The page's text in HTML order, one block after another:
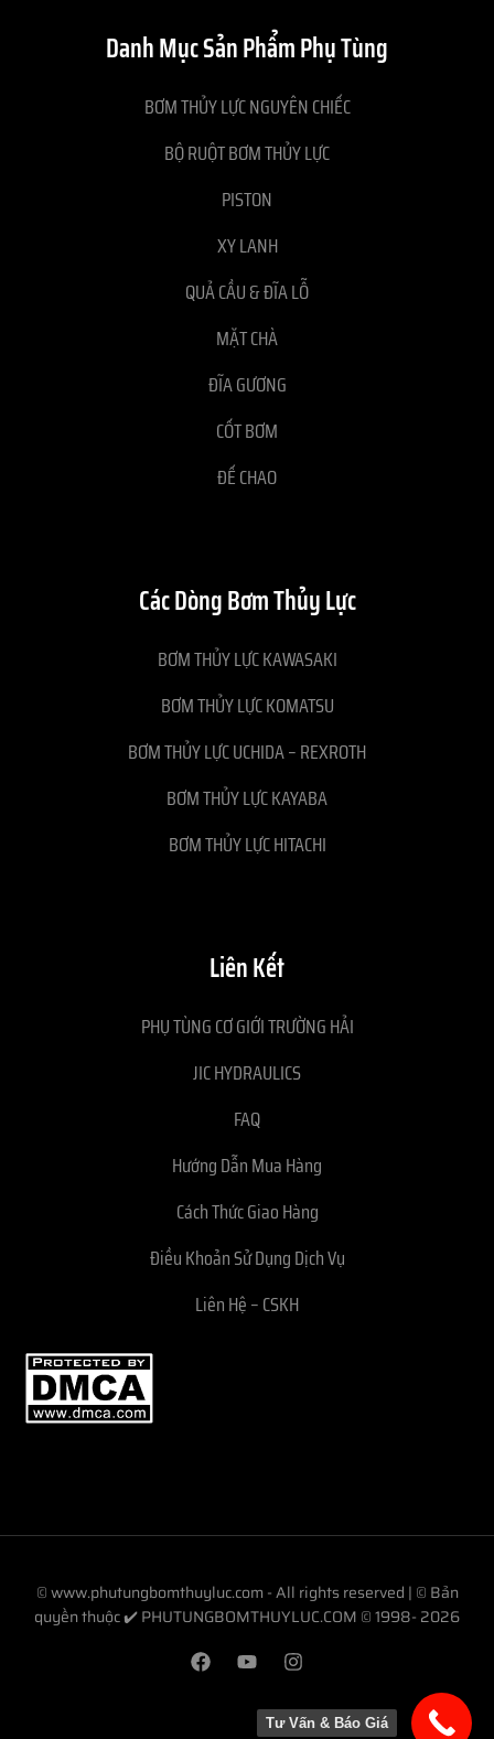
Danh Mục Sản Phẩm Phụ Tùng
BƠM THỦY LỰC NGUYÊN CHIẾC
BỘ RUỘT BƠM THỦY LỰC
PISTON
XY LANH
QUẢ CẦU & ĐĨA LỖ
MẶT CHÀ
ĐĨA GƯƠNG
CỐT BƠM
ĐẾ CHAO
Các Dòng Bơm Thủy Lực
BƠM THỦY LỰC KAWASAKI
BƠM THỦY LỰC KOMATSU
BƠM THỦY LỰC UCHIDA – REXROTH
BƠM THỦY LỰC KAYABA
BƠM THỦY LỰC HITACHI
Liên Kết
PHỤ TÙNG CƠ GIỚI TRƯỜNG HẢI
JIC HYDRAULICS
FAQ
Hướng Dẫn Mua Hàng
Cách Thức Giao Hàng
Điều Khoản Sử Dụng Dịch Vụ
Liên Hệ – CSKH
© www.phutungbomthuyluc.com - All rights reserved | © Bản
quyền thuộc ✔️ PHUTUNGBOMTHUYLUC.COM © 1998- 2026
Tư Vấn & Báo Giá